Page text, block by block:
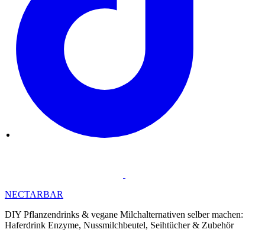
NECTARBAR
DIY Pflanzendrinks & vegane Milchalternativen selber machen:
Haferdrink Enzyme, Nussmilchbeutel, Seihtücher & Zubehör